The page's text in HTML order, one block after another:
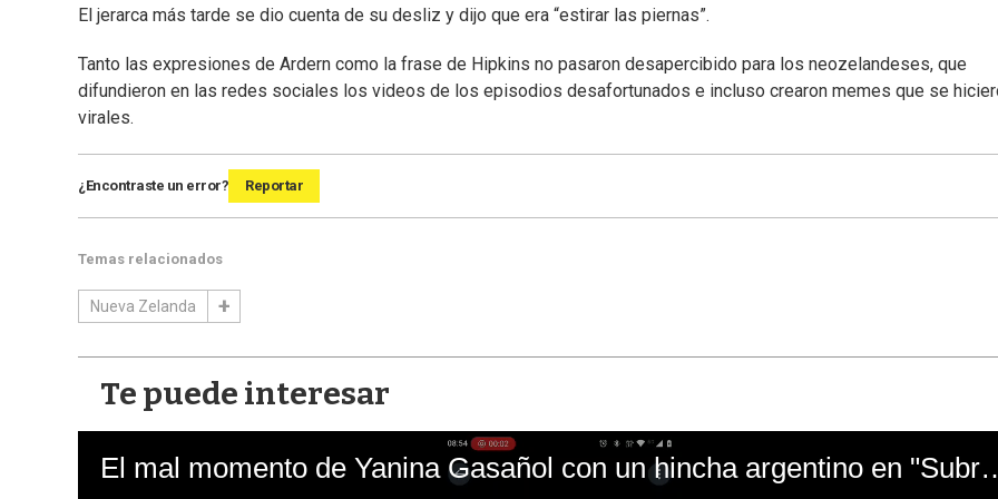
El jerarca más tarde se dio cuenta de su desliz y dijo que era “estirar las piernas”.
Tanto las expresiones de Ardern como la frase de Hipkins no pasaron desapercibido para los neozelandeses, que
difundieron en las redes sociales los videos de los episodios desafortunados e incluso crearon memes que se
virales.
¿Encontraste un error? Reportar
Temas relacionados
Nueva Zelanda
Te puede interesar
El mal momento de Yanina